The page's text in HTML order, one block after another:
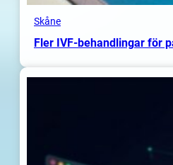
Skåne
Fler IVF-behandlingar för